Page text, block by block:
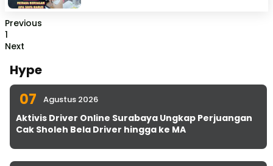
Previous
1
Next
Hype
07 Agustus 2026
Aktivis Driver Online Surabaya Ungkap Perjuangan
Cak Sholeh Bela Driver hingga ke MA